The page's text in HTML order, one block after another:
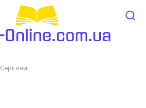
Cерії книг